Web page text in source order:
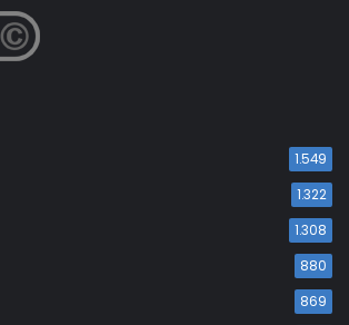
1.549
1.322
1.308
880
869